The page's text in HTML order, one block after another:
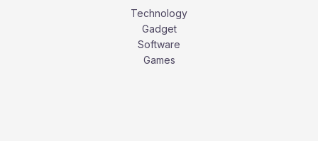
Technology
Gadget
Software
Games